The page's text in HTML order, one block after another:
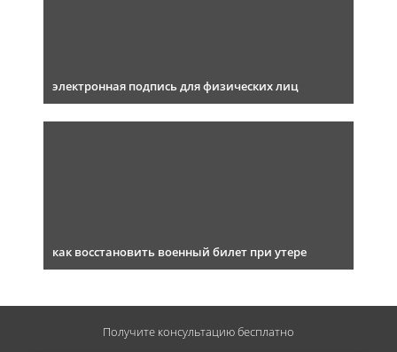
электронная подпись для физических лиц
как восстановить военный билет при утере
Получите консультациюбесплатно